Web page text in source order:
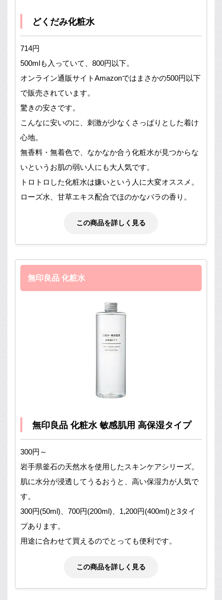
どくだみ化粧水
714円
500mlも入っていて、800円以下。
オンライン通販サイトAmazonではまさかの500円以下
で販売されています。
驚きの安さです。
こんなに安いのに、刺激が少なくさっぱりとした着け
心地。
無香料・無着色で、なかなか合う化粧水が見つからな
いというお肌の弱い人にも大人気です。
トロトロした化粧水は嫌いという人に大変オススメ。
ローズ水、甘草エキス配合でほのかなバラの香り。
この商品を詳しく見る
無印良品 化粧水
無印良品 化粧水 敏感肌用 高保湿タイプ
300円～
岩手県釜石の天然水を使用したスキンケアシリーズ。
肌に水分が浸透してうるおうと、高い保湿力が人気で
す。
300円(50ml)、700円(200ml)、1,200円(400ml)と3タイ
プあります。
用途に合わせて買えるのでとっても便利です。
この商品を詳しく見る